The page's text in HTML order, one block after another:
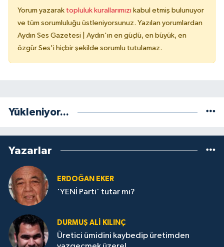
Yorum yazarak topluluk kurallarımızı kabul etmiş bulunuyor
ve tüm sorumluluğu üstleniyorsunuz. Yazılan yorumlardan
Aydın Ses Gazetesi | Aydın'ın en güçlü, en büyük, en
özgür Ses'i hiçbir şekilde sorumlu tutulamaz.
Yükleniyor...
Yazarlar
ERDOĞAN EKER
'YENİ Parti' tutar mı?
DURMUŞ ALI KILINÇ
Üretici ümidini kaybedip üretimden